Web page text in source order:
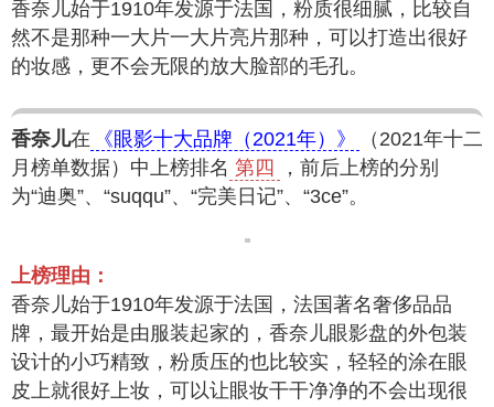
香奈儿始于1910年发源于法国，粉质很细腻，比较自
然不是那种一大片一大片亮片那种，可以打造出很好
的妆感，更不会无限的放大脸部的毛孔。
香奈儿在 《眼影十大品牌（2021年）》
（2021年十二
月榜单数据）中上榜排名 第四
，前后上榜的分别
为“迪奥”、“suqqu”、“完美日记”、“3ce”。
上榜理由：
香奈儿始于1910年发源于法国，法国著名奢侈品品
牌，最开始是由服装起家的，香奈儿眼影盘的外包装
设计的小巧精致，粉质压的也比较实，轻轻的涂在眼
皮上就很好上妆，可以让眼妆干干净净的不会出现很